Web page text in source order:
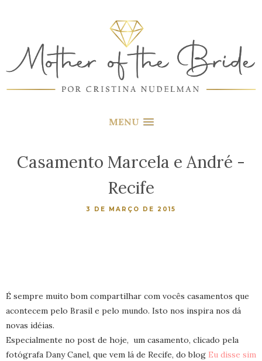
MENU
Casamento Marcela e André -
Recife
3 DE MARÇO DE 2015
É sempre muito bom compartilhar com vocês casamentos que
acontecem pelo Brasil e pelo mundo. Isto nos inspira nos dá
novas idéias.
Especialmente no post de hoje, um casamento, clicado pela
fotógrafa Dany Canel, que vem lá de Recife, do blog Eu disse sim